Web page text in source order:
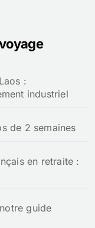
:
industriel
de 2 semaines
en retraite :
guide